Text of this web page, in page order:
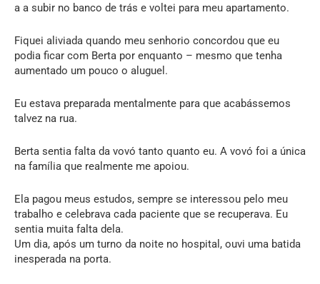
a a subir no banco de trás e voltei para meu apartamento.
Fiquei aliviada quando meu senhorio concordou que eu
podia ficar com Berta por enquanto – mesmo que tenha
aumentado um pouco o aluguel.
Eu estava preparada mentalmente para que acabássemos
talvez na rua.
Berta sentia falta da vovó tanto quanto eu. A vovó foi a única
na família que realmente me apoiou.
Ela pagou meus estudos, sempre se interessou pelo meu
trabalho e celebrava cada paciente que se recuperava. Eu
sentia muita falta dela.
Um dia, após um turno da noite no hospital, ouvi uma batida
inesperada na porta.